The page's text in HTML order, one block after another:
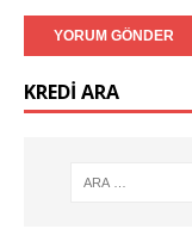
KREDI ARA